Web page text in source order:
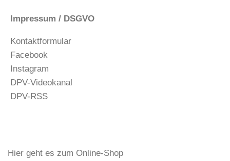
Impressum / DSGVO
Kontaktformular
Facebook
Instagram
DPV-Videokanal
DPV-RSS
Hier geht es zum Online-Shop